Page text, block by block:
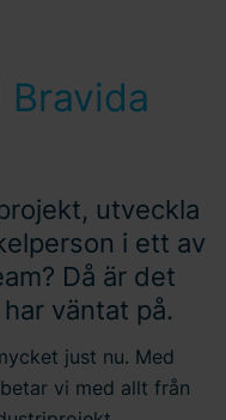
utveckla
i ett av
Då är det
väntat på.
just nu. Med
vi med allt från